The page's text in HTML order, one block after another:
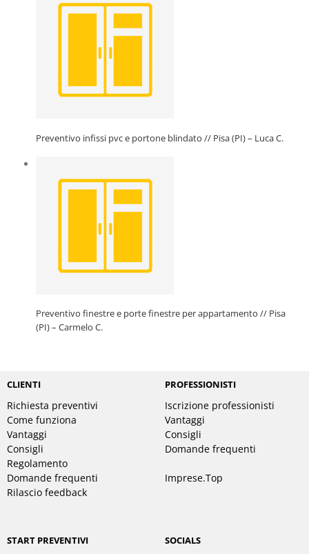
Preventivo infissi pvc e portone blindato // Pisa (PI) – Luca C.
Preventivo finestre e porte finestre per appartamento // Pisa
(PI) – Carmelo C.
CLIENTI
Richiesta preventivi
Come funziona
Vantaggi
Consigli
Regolamento
Domande frequenti
Rilascio feedback
PROFESSIONISTI
Iscrizione professionisti
Vantaggi
Consigli
Domande frequenti
Imprese.Top
START PREVENTIVI SOCIALS